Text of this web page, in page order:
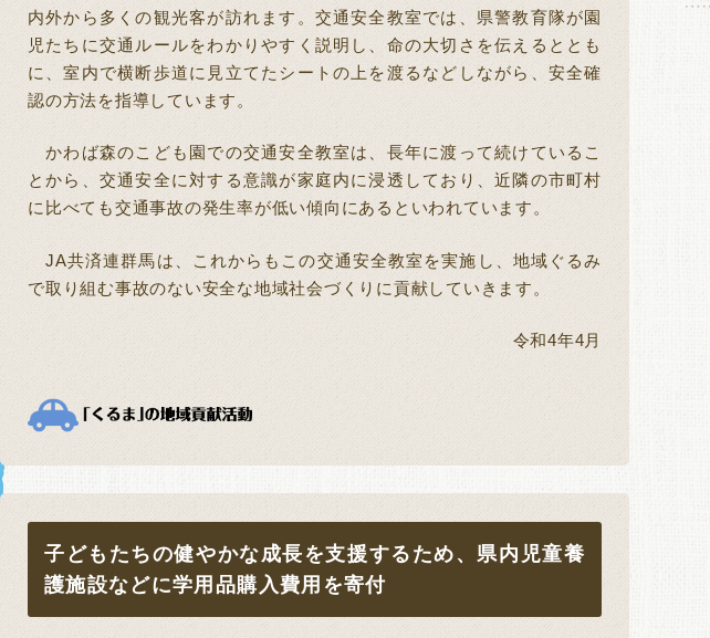
内外から多くの観光客が訪れます。交通安全教室では、県警教育隊が園
児たちに交通ルールをわかりやすく説明し、命の大切さを伝えるととも
に、室内で横断歩道に見立てたシートの上を渡るなどしながら、安全確
認の方法を指導しています。
かわば森のこども園での交通安全教室は、長年に渡って続けているこ
とから、交通安全に対する意識が家庭内に浸透しており、近隣の市町村
に比べても交通事故の発生率が低い傾向にあるといわれています。
JA共済連群馬は、これからもこの交通安全教室を実施し、地域ぐるみ
で取り組む事故のない安全な地域社会づくりに貢献していきます。
令和4年4月
子どもたちの健やかな成長を支援するため、県内児童養
護施設などに学用品購入費用を寄付